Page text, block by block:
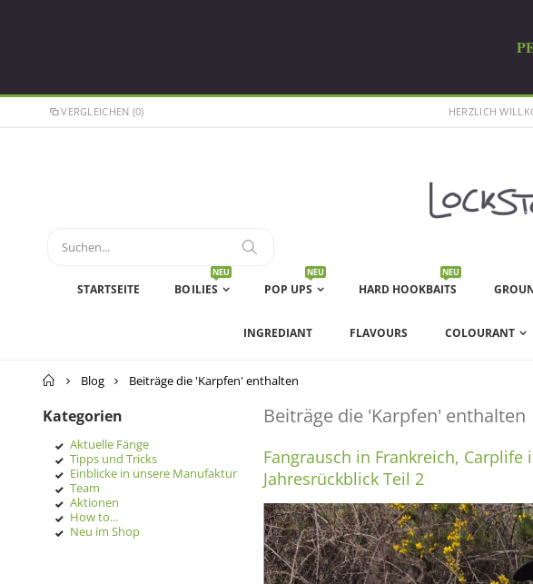
VERGLEICHEN (0) HERZLICH
STARTSEITE BOILIES
NEU
POP UPS
NEU
HARD HOOKBAITS
NEU
INGREDIANT FLAVOURS COLOURANT
Startseite
Blog Beiträge die 'Karpfen' enthalten
Kategorien
Aktuelle Fänge
Tipps und Tricks
Einblicke in unsere Manufaktur
Team
Aktionen
How to...
Neu im Shop
Beiträge die 'Karpfen' enthalten
Fangrausch in Frankreich,
Jahresrückblick Teil 2